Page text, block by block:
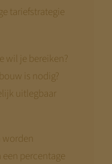
tariefstrategie
wil je bereiken?
is nodig?
uitlegbaar
worden
percentage